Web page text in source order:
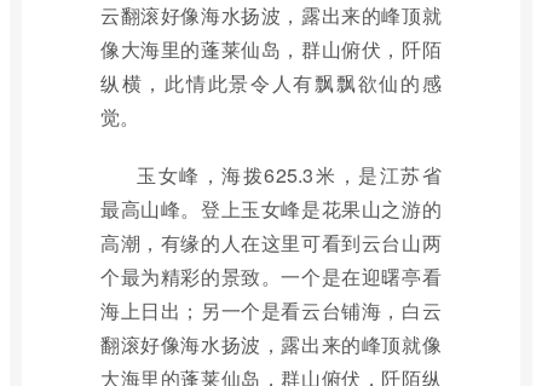
云翻滚好像海水扬波，露出来的峰顶就
像大海里的蓬莱仙岛，群山俯伏，阡陌
纵横，此情此景令人有飘飘欲仙的感
觉。
玉女峰，海拨625.3米，是江苏省
最高山峰。登上玉女峰是花果山之游的
高潮，有缘的人在这里可看到云台山两
个最为精彩的景致。一个是在迎曙亭看
海上日出；另一个是看云台铺海，白云
翻滚好像海水扬波，露出来的峰顶就像
大海里的蓬莱仙岛，群山俯伏，阡陌纵